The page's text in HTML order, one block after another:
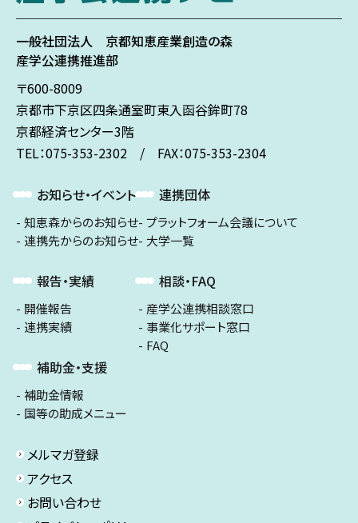
一般社団法人 京都知恵産業創造の森
産学公連携推進部
〒600-8009
京都市下京区四条通室町東入函谷鉾町78
京都経済センター3階
TEL：075-353-2302 / FAX：075-353-2304
お知らせ・イベント
知恵森からのお知らせ
連携先からのお知らせ
報告・実績
開催報告
連携実績
補助金・支援
補助金情報
国等の助成メニュー
連携団体
プラットフォーム会議について
大学一覧
相談・FAQ
産学公連携相談窓口
事業化サポート窓口
FAQ
メルマガ登録
アクセス
お問い合わせ